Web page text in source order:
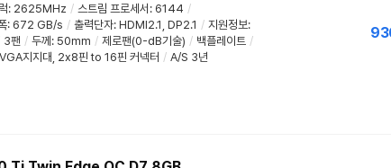
: 2625MHz / 스트림 프로세서 : 6144 /
: 672 GB/s / 출력단자: HDMI2.1 DP2.1 / 지원정보:
3팬 / 두께 : 50mm / 제로팬(0-dB기술) / 백플레이트 /
지지대, 2x8핀 to 16핀 커넥터 / A/S 3년